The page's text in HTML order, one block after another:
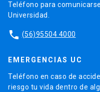
Teléfono para
Universidad.
phone (56)95504 4000
EMERGENCIAS UC
Teléfono en caso de
riesgo tu vida dentro de